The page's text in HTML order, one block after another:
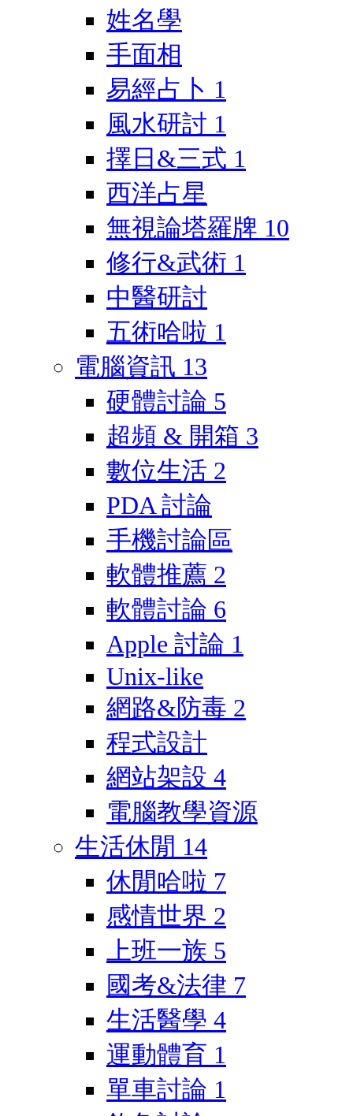
姓名學
手面相
易經占卜 1
風水研討 1
擇日&三式 1
西洋占星
無視論塔羅牌 10
修行&武術 1
中醫研討
五術哈啦 1
電腦資訊 13
硬體討論 5
超頻 & 開箱 3
數位生活 2
PDA 討論
手機討論區
軟體推薦 2
軟體討論 6
Apple 討論 1
Unix-like
網路&防毒 2
程式設計
網站架設 4
電腦教學資源
生活休閒 14
休閒哈啦 7
感情世界 2
上班一族 5
國考&法律 7
生活醫學 4
運動體育 1
單車討論 1